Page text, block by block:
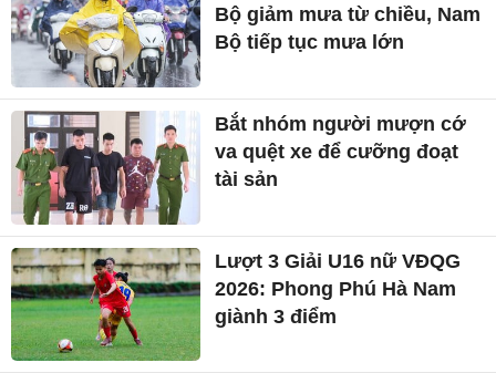
Bộ giảm mưa từ chiều, Nam
Bộ tiếp tục mưa lớn
Bắt nhóm người mượn cớ
va quệt xe để cưỡng đoạt
tài sản
Lượt 3 Giải U16 nữ VĐQG
2026: Phong Phú Hà Nam
giành 3 điểm